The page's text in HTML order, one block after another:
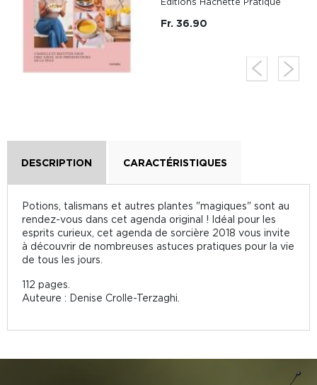
Fr. 36.90
DESCRIPTION CARACTÉRISTIQUES
Potions, talismans et autres plantes "magiques" sont au
rendez-vous dans cet agenda original ! Idéal pour les
esprits curieux, cet agenda de sorcière 2018 vous invite
à découvrir de nombreuses astuces pratiques pour la vie
de tous les jours.
112 pages.
Auteure : Denise Crolle-Terzaghi.